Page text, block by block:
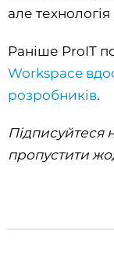
але
Раніше ProIT
Workspace
розробників.
Підписуйтеся
пропустити